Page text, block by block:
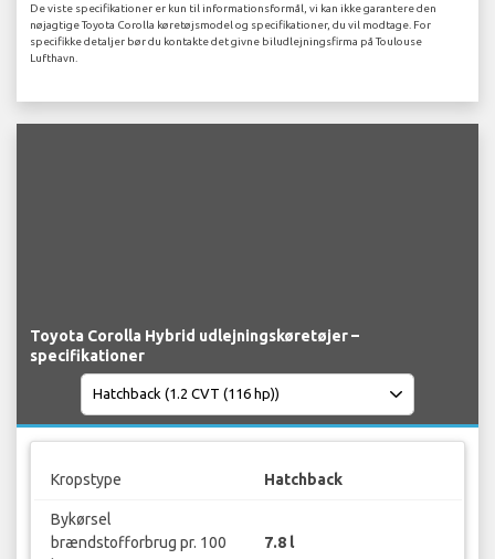
De viste specifikationer er kun til informationsformål, vi kan ikke garantere den
nøjagtige Toyota Corolla køretøjsmodel og specifikationer, du vil modtage. For
specifikke detaljer bør du kontakte det givne biludlejningsfirma på Toulouse
Lufthavn.
Toyota Corolla Hybrid udlejningskøretøjer –
specifikationer
Kropstype Hatchback
Bykørsel
brændstofforbrug pr. 100
7.8 l